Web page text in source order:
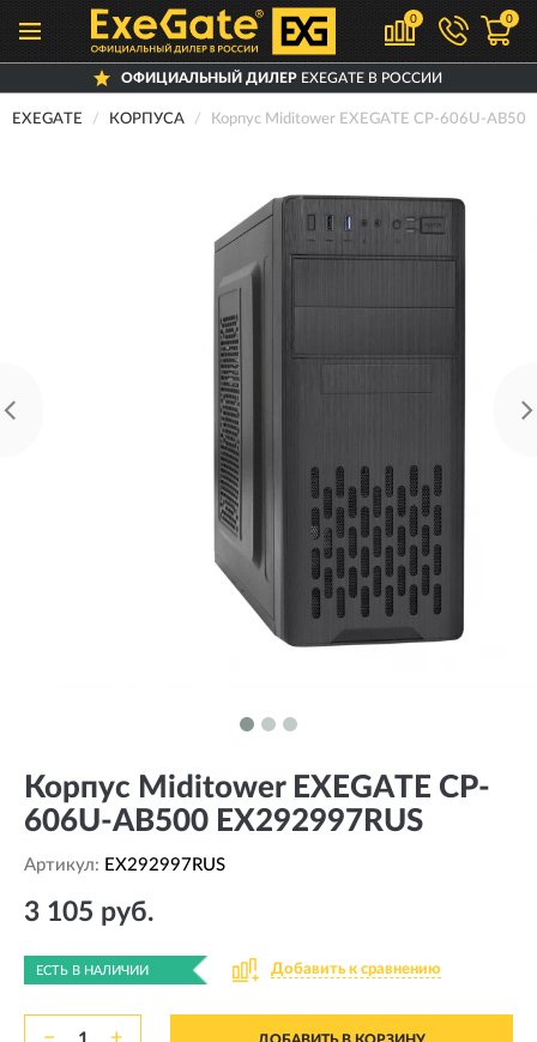
0 0
ОФИЦИАЛЬНЫЙ ДИЛЕРEXEGATE В РОССИИ
EXEGATE КОРПУСА Корпус Miditower EXEGATE CP-606U-AB500
Корпус Miditower EXEGATE CP-
606U-AB500 EX292997RUS
Артикул: EX292997RUS
3 105 руб.
ЕСТЬ В НАЛИЧИИ Добавить к сравнению